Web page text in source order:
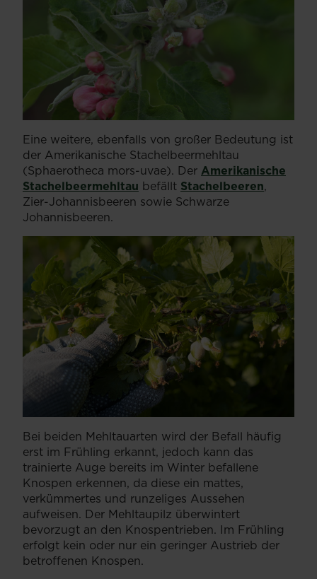
Eine weitere, ebenfalls von großer Bedeutung ist
der Amerikanische Stachelbeermehltau
(Sphaerotheca mors-uvae). Der Amerikanische
Stachelbeermehltau befällt Stachelbeeren,
Zier-Johannisbeeren sowie Schwarze
Johannisbeeren.
Bei beiden Mehltauarten wird der Befall häufig
erst im Frühling erkannt, jedoch kann das
trainierte Auge bereits im Winter befallene
Knospen erkennen, da diese ein mattes,
verkümmertes und runzeliges Aussehen
aufweisen. Der Mehltaupilz überwintert
bevorzugt an den Knospentrieben. Im Frühling
erfolgt kein oder nur ein geringer Austrieb der
betroffenen Knospen.